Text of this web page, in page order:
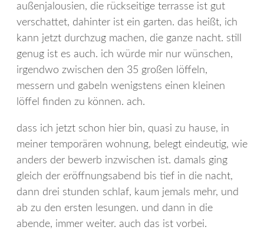
außenjalousien, die rückseitige terrasse ist gut
verschattet, dahinter ist ein garten. das heißt, ich
kann jetzt durchzug machen, die ganze nacht. still
genug ist es auch. ich würde mir nur wünschen,
irgendwo zwischen den 35 großen löffeln,
messern und gabeln wenigstens einen kleinen
löffel finden zu können. ach.
dass ich jetzt schon hier bin, quasi zu hause, in
meiner temporären wohnung, belegt eindeutig, wie
anders der bewerb inzwischen ist. damals ging
gleich der eröffnungsabend bis tief in die nacht,
dann drei stunden schlaf, kaum jemals mehr, und
ab zu den ersten lesungen. und dann in die
abende, immer weiter. auch das ist vorbei.